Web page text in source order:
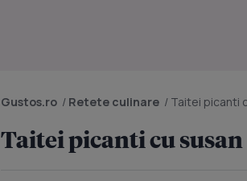
Gustos.ro / Retete culinare / Taitei picanti
Taitei picanti cu susan